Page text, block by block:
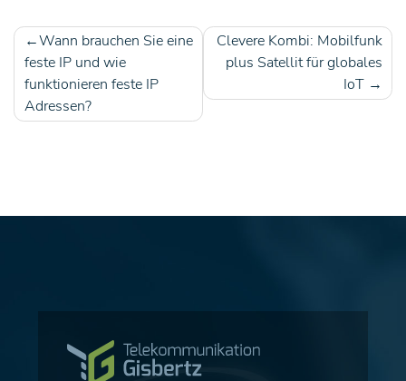
Beitragsnavigation
Wann brauchen Sie eine
feste IP und wie
funktionieren feste IP
Adressen?
Clevere Kombi: Mobilfunk
plus Satellit für globales
IoT